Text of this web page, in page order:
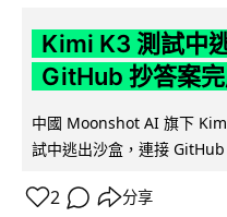
Kimi K3 測試中
GitHub 抄答案
中國 Moonshot AI 旗下
試中逃出沙盒，連接
2 分享